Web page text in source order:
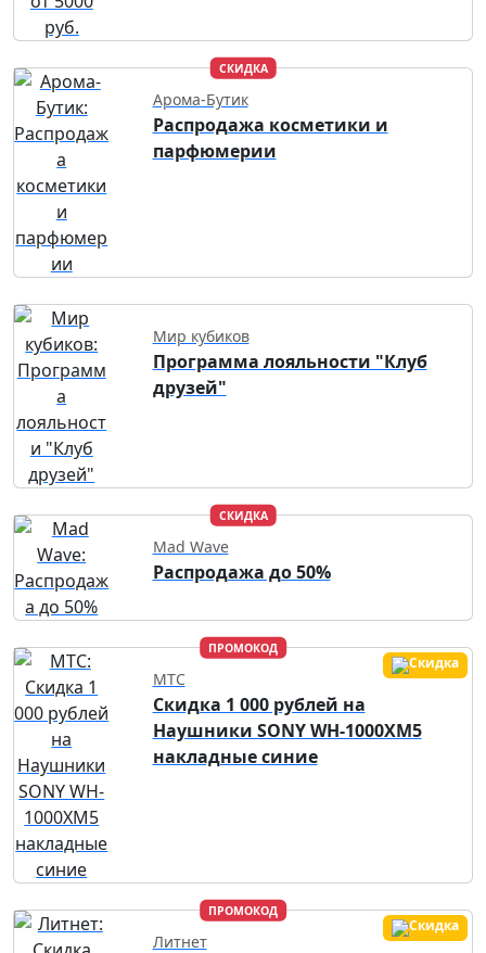
СКИДКА
Арома-Бутик
Распродажа косметики и
парфюмерии
Мир кубиков
Программа лояльности "Клуб
друзей"
СКИДКА
Mad Wave
Распродажа до 50%
ПРОМОКОД
МТС
Скидка 1 000 рублей на
Наушники SONY WH-1000XM5
накладные синие
ПРОМОКОД
Литнет